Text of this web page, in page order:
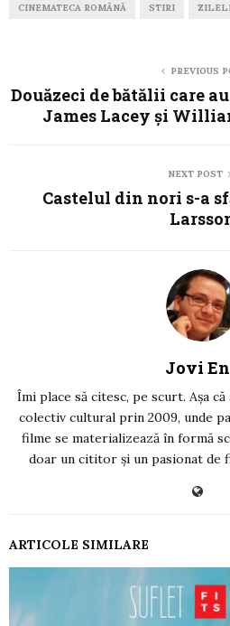
CINEMATECA ROMÂNĂ STIRI
PREVIOUS
Douăzeci de bătălii care
James Lacey şi
NEXT POST
Castelul din nori s-a
Jovi
Îmi place să citesc, pe scurt. Așa
colectiv cultural prin 2009, unde
filme se materializează în formă
doar un cititor și un pasionat de
ARTICOLE SIMILARE